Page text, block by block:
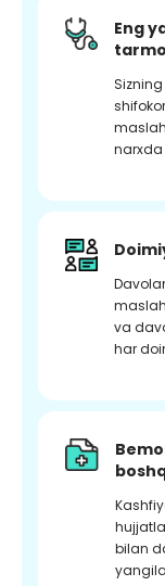
Eng
narxda
va
har
bilan